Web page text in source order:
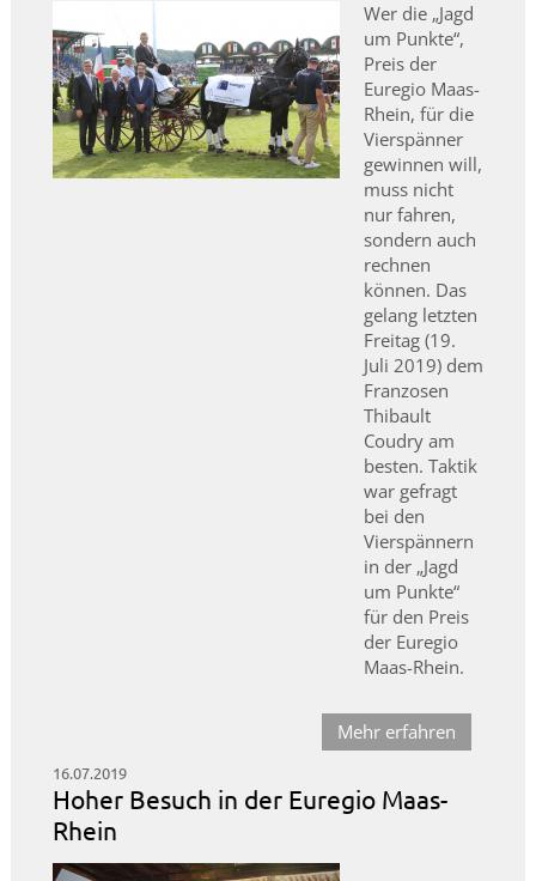
Wer die „Jagd
um Punkte“,
Preis der
Euregio Maas-
Rhein, für die
Vierspänner
gewinnen will,
muss nicht
nur fahren,
sondern auch
rechnen
können. Das
gelang letzten
Freitag (19.
Juli 2019) dem
Franzosen
Thibault
Coudry am
besten. Taktik
war gefragt
bei den
Vierspännern
in der „Jagd
um Punkte“
für den Preis
der Euregio
Maas-Rhein.
Mehr erfahren
16.07.2019
Hoher Besuch in der Euregio Maas-
Rhein